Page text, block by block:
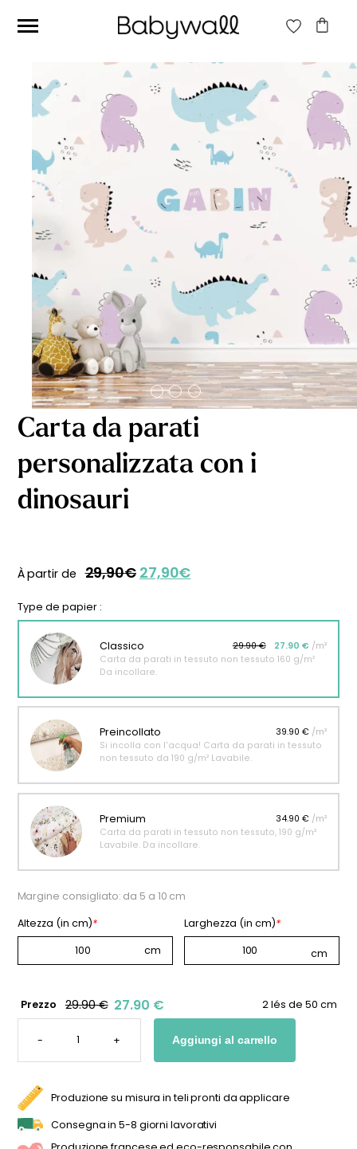
Carta da parati
personalizzata con i
dinosauri
À partir de 29,90€ Il
era:
27,90€Il
è:
Type de papier :
Classico 29.90 € 27.90 € /m²
Carta da parati in tessuto non tessuto 160 g/m²
Da incollare.
Preincollato 39.90 € /m²
Si incolla con l'acqua! Carta da parati in tessuto
non tessuto da 190 g/m² Lavabile.
Premium 34.90 € /m²
Carta da parati in tessuto non tessuto, 190 g/m²
Lavabile. Da incollare.
Margine consigliato: da 5 a 10 cm
Altezza (in cm)* Larghezza (in cm)*
Prezzo 29.90 € 27.90 € 2 lés de 50 cm
-
CARTA
PARATI
CON
+ Aggiungi al carrello
Produzione su misura in teli pronti da applicare
Consegna in 5-8 giorni lavorativi